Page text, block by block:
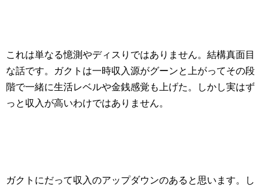
これは単なる憶測やディスりではありません。結構真面目
な話です。ガクトは一時収入源がグーンと上がってその段
階で一緒に生活レベルや金銭感覚も上げた。しかし実はず
っと収入が高いわけではありません。
ガクトにだって収入のアップダウンのあると思います。し